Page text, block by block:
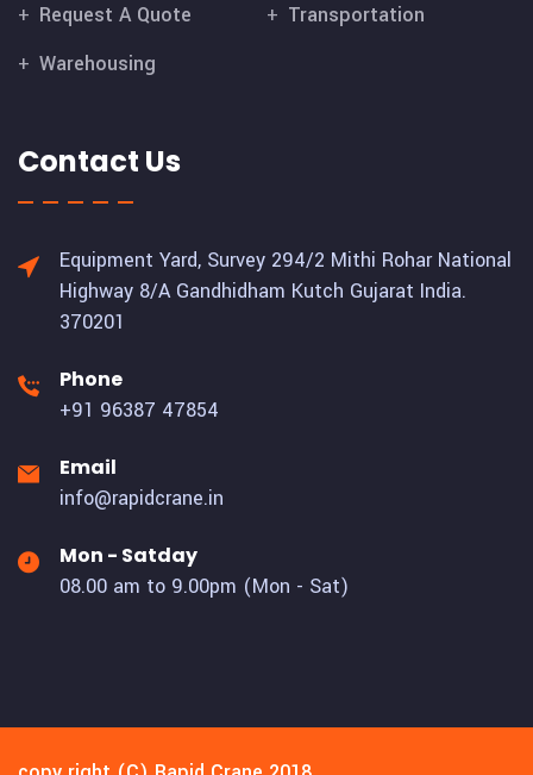
Request A Quote
Transportation
Warehousing
Contact Us
Equipment Yard, Survey 294/2 Mithi Rohar National
Highway 8/A Gandhidham Kutch Gujarat India.
370201
Phone
+91 96387 47854
Email
info@rapidcrane.in
Mon - Satday
08.00 am to 9.00pm (Mon - Sat)